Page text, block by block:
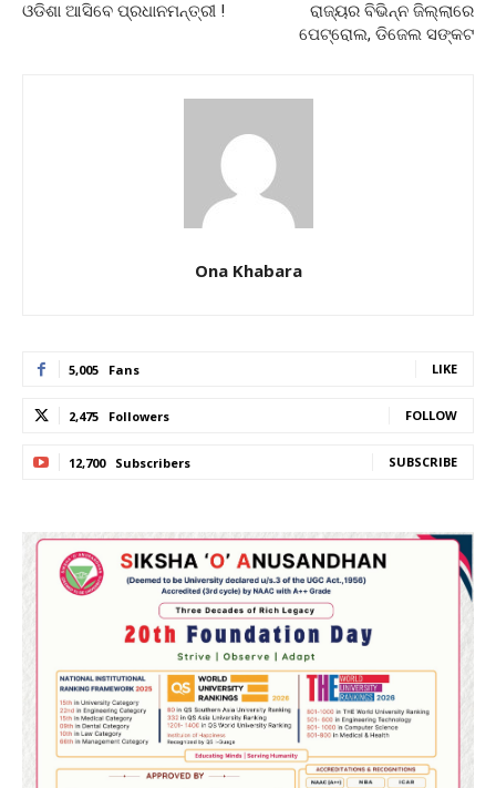
ଓଡିଶା ଆସିବେ ପ୍ରଧାନମନ୍ତ୍ରୀ !
ରାଜ୍ୟର ବିଭିନ୍ନ ଜିଲ୍ଲାରେ
ପେଟ୍ରୋଲ, ଡିଜେଲ ସଙ୍କଟ
Ona Khabara
5,005 Fans LIKE
2,475 Followers FOLLOW
12,700 Subscribers SUBSCRIBE